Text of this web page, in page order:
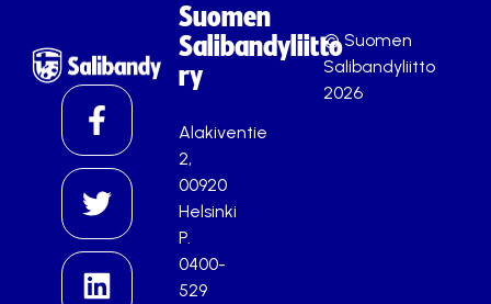
Suomen
Salibandyliitto
ry
Alakiventie
2,
00920
Helsinki
P.
0400-
529
© Suomen
Salibandyliitto
2026